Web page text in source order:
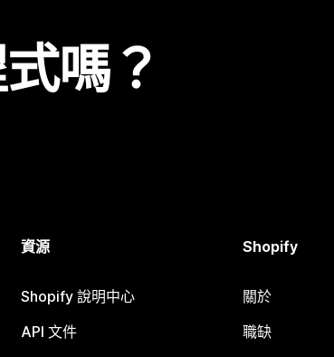
嗎？
資源
Shopify 說明中心
API 文件
Shopify
關於
職缺